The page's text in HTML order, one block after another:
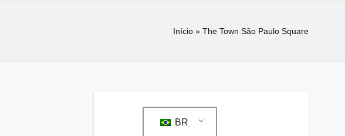
Início » The Town São Paulo Square
BR